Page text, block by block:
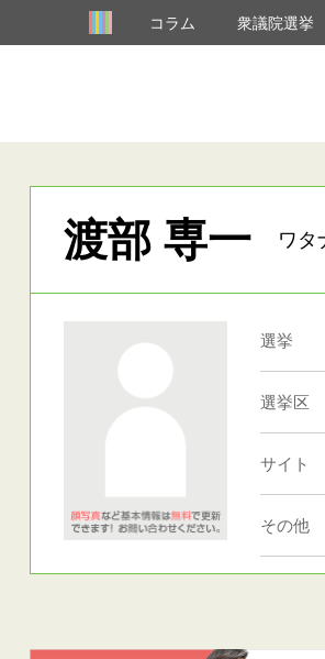
コラム 衆議院選挙
渡部 専一 ワタ
選挙
選挙区
サイト
その他